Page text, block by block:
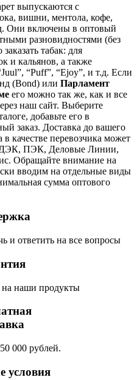
выпускаются с
вишни, ментола, кофе,
Они включены в оптовый
разновидностями (без
табак: для
и кальянов, а также
“Puff”, “Ejoy”, и т.д. Если
(Bond) или Парламент
его можно так же, как и все
наш сайт. Выберите
добавьте его в
заказ. Доставка до вашего
качестве перевозчика может
ПЭК, Деловые Линии,
Обращайте внимание на
вводим на отдельные виды
сумма оптового
и ответить на все вопросы
наши продукты
000 рублей.
условия